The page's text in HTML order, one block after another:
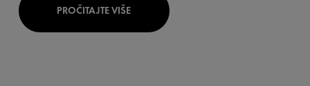
PROČITAJTE VIŠE